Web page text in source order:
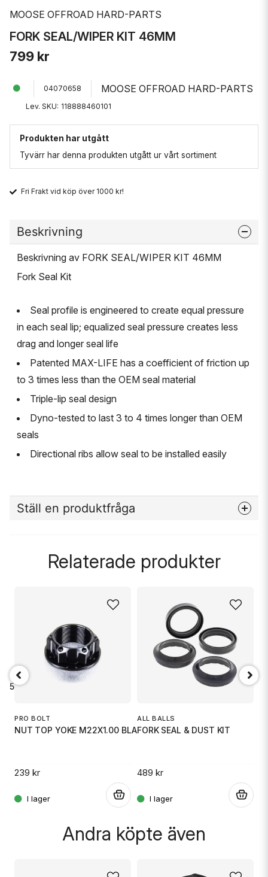
MOOSE OFFROAD HARD-PARTS
FORK SEAL/WIPER KIT 46MM
799 kr
04070658 MOOSE OFFROAD HARD-PARTS
Lev. SKU: 118888460101
Produkten har utgått
Tyvärr har denna produkten utgått ur vårt sortiment
Fri Frakt vid köp över 1000 kr!
Beskrivning
Beskrivning av FORK SEAL/WIPER KIT 46MM
Fork Seal Kit
Seal profile is engineered to create equal pressure
in each seal lip; equalized seal pressure creates less
drag and longer seal life
Patented MAX-LIFE has a coefficient of friction up
to 3 times less than the OEM seal material
Triple-lip seal design
Dyno-tested to last 3 to 4 times longer than OEM
seals
Directional ribs allow seal to be installed easily
Ställ en produktfråga
Mejladress
Relaterade produkter
9.5
PRO BOLT
NUT TOP YOKE M22X1.00 BLACK
239 kr
ALL BALLS
FORK SEAL & DUST KIT
489 kr
Andra köpte även